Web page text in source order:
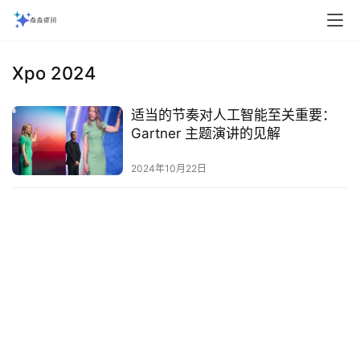
Xpo 2024
适当的节奏对人工智能至关重要：
Gartner 主题演讲的见解
2024年10月22日